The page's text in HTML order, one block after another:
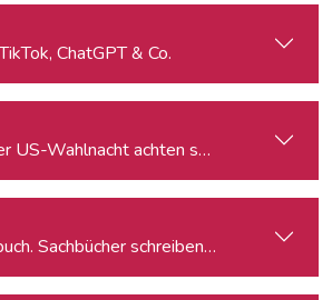
ChatGPT & Co.
US-Wahlnacht achten sollte
Sachbücher schreiben für